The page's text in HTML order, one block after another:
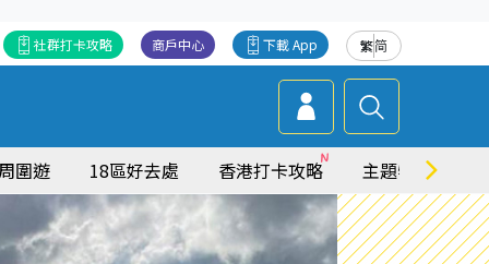
繁简
下載 App
商戶中心
社群打卡攻略
圍遊 18區好去處 香港打卡攻略 主題特集